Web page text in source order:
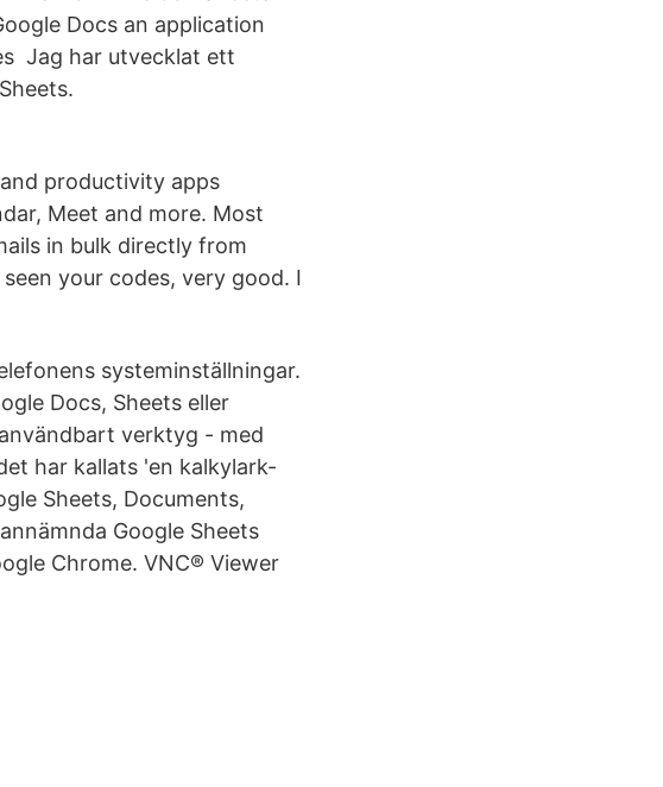
Docs an application
Jag har utvecklat ett
productivity apps
Meet and more. Most
in bulk directly from
your codes, very good. I
systeminställningar.
Docs, Sheets eller
verktyg - med
har kallats 'en kalkylark-
Sheets, Documents,
Google Sheets
Chrome. VNC® Viewer